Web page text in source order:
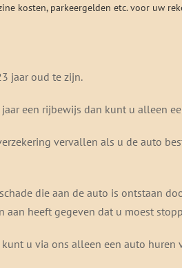
kosten, parkeergelden etc. voor uw
jaar oud te zijn.
een rijbewijs dan kunt u alleen
vervallen als u de auto
die aan de auto is ontstaan
heeft gegeven dat u moest
u via ons alleen een auto